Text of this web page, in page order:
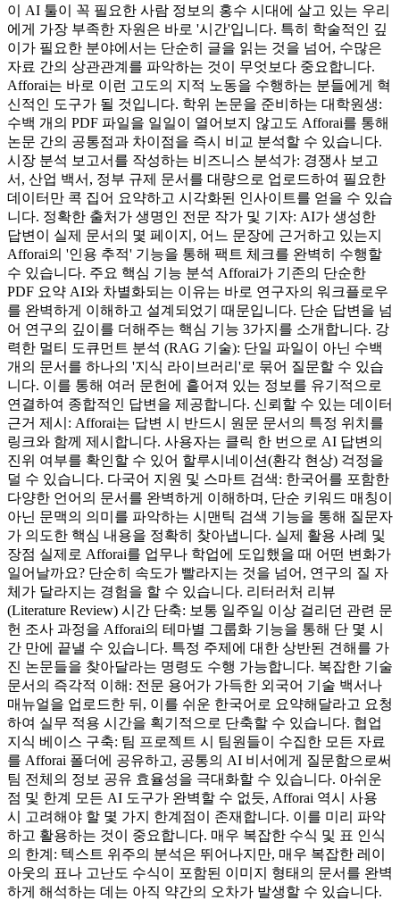
이 AI 툴이 꼭 필요한 사람 정보의 홍수 시대에 살고 있는 우리
에게 가장 부족한 자원은 바로 '시간'입니다. 특히 학술적인 깊
이가 필요한 분야에서는 단순히 글을 읽는 것을 넘어, 수많은
자료 간의 상관관계를 파악하는 것이 무엇보다 중요합니다.
Afforai는 바로 이런 고도의 지적 노동을 수행하는 분들에게 혁
신적인 도구가 될 것입니다. 학위 논문을 준비하는 대학원생:
수백 개의 PDF 파일을 일일이 열어보지 않고도 Afforai를 통해
논문 간의 공통점과 차이점을 즉시 비교 분석할 수 있습니다.
시장 분석 보고서를 작성하는 비즈니스 분석가: 경쟁사 보고
서, 산업 백서, 정부 규제 문서를 대량으로 업로드하여 필요한
데이터만 콕 집어 요약하고 시각화된 인사이트를 얻을 수 있습
니다. 정확한 출처가 생명인 전문 작가 및 기자: AI가 생성한
답변이 실제 문서의 몇 페이지, 어느 문장에 근거하고 있는지
Afforai의 '인용 추적' 기능을 통해 팩트 체크를 완벽히 수행할
수 있습니다. 주요 핵심 기능 분석 Afforai가 기존의 단순한
PDF 요약 AI와 차별화되는 이유는 바로 연구자의 워크플로우
를 완벽하게 이해하고 설계되었기 때문입니다. 단순 답변을 넘
어 연구의 깊이를 더해주는 핵심 기능 3가지를 소개합니다. 강
력한 멀티 도큐먼트 분석 (RAG 기술): 단일 파일이 아닌 수백
개의 문서를 하나의 '지식 라이브러리'로 묶어 질문할 수 있습
니다. 이를 통해 여러 문헌에 흩어져 있는 정보를 유기적으로
연결하여 종합적인 답변을 제공합니다. 신뢰할 수 있는 데이터
근거 제시: Afforai는 답변 시 반드시 원문 문서의 특정 위치를
링크와 함께 제시합니다. 사용자는 클릭 한 번으로 AI 답변의
진위 여부를 확인할 수 있어 할루시네이션(환각 현상) 걱정을
덜 수 있습니다. 다국어 지원 및 스마트 검색: 한국어를 포함한
다양한 언어의 문서를 완벽하게 이해하며, 단순 키워드 매칭이
아닌 문맥의 의미를 파악하는 시맨틱 검색 기능을 통해 질문자
가 의도한 핵심 내용을 정확히 찾아냅니다. 실제 활용 사례 및
장점 실제로 Afforai를 업무나 학업에 도입했을 때 어떤 변화가
일어날까요? 단순히 속도가 빨라지는 것을 넘어, 연구의 질 자
체가 달라지는 경험을 할 수 있습니다. 리터러처 리뷰
(Literature Review) 시간 단축: 보통 일주일 이상 걸리던 관련 문
헌 조사 과정을 Afforai의 테마별 그룹화 기능을 통해 단 몇 시
간 만에 끝낼 수 있습니다. 특정 주제에 대한 상반된 견해를 가
진 논문들을 찾아달라는 명령도 수행 가능합니다. 복잡한 기술
문서의 즉각적 이해: 전문 용어가 가득한 외국어 기술 백서나
매뉴얼을 업로드한 뒤, 이를 쉬운 한국어로 요약해달라고 요청
하여 실무 적용 시간을 획기적으로 단축할 수 있습니다. 협업
지식 베이스 구축: 팀 프로젝트 시 팀원들이 수집한 모든 자료
를 Afforai 폴더에 공유하고, 공통의 AI 비서에게 질문함으로써
팀 전체의 정보 공유 효율성을 극대화할 수 있습니다. 아쉬운
점 및 한계 모든 AI 도구가 완벽할 수 없듯, Afforai 역시 사용
시 고려해야 할 몇 가지 한계점이 존재합니다. 이를 미리 파악
하고 활용하는 것이 중요합니다. 매우 복잡한 수식 및 표 인식
의 한계: 텍스트 위주의 분석은 뛰어나지만, 매우 복잡한 레이
아웃의 표나 고난도 수식이 포함된 이미지 형태의 문서를 완벽
하게 해석하는 데는 아직 약간의 오차가 발생할 수 있습니다.